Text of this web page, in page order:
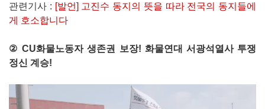
관련기사 : [발언] 고진수 동지의 뜻을 따라 전국의 동지들에
게 호소합니다
② CU화물노동자 생존권 보장! 화물연대 서광석열사 투쟁
정신 계승!